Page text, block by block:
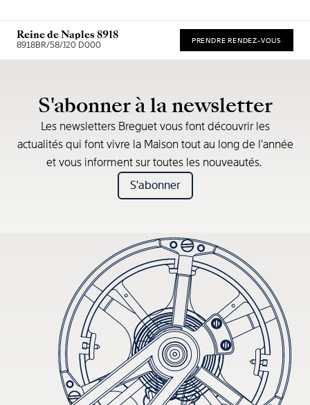
Reine de Naples 8918
8918BR/58/J20 D000 PRENDRE RENDEZ-VOUS
S'abonner à la newsletter
Les newsletters Breguet vous font découvrir les
actualités qui font vivre la Maison tout au long de l’année
et vous informent sur toutes les nouveautés.
S'abonner